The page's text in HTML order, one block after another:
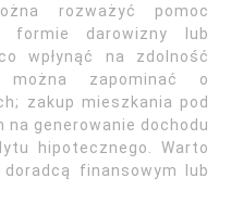
rozważyć pomoc
formie darowizny lub
wpłynąć na zdolność
można zapominać o
zakup mieszkania pod
na generowanie dochodu
hipotecznego. Warto
finansowym lub